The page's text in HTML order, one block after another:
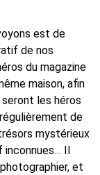
est de
de nos
du magazine
maison, afin
les héros
de
mystérieux
Il
et